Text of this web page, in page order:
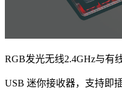
RGB发光无线2.4GHz与有
USB 迷你接收器，支持即